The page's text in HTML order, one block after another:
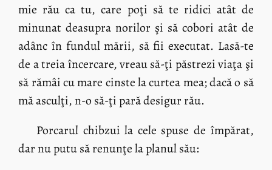
mie rău ca tu, care poţi să te ridici atât de
minunat deasupra norilor şi să cobori atât de
adânc în fundul mării, să fii executat. Lasă-te
de a treia încercare, vreau să-ţi păstrezi viaţa şi
să rămâi cu mare cinste la curtea mea; dacă o să
mă asculţi, n-o să-ţi pară desigur rău.
Porcarul chibzui la cele spuse de împărat,
dar nu putu să renunţe la planul său: